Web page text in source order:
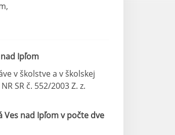
Ipľom
v školstve a v školskej
SR č. 552/2003 Z. z.
Ves nad Ipľom v počte dve